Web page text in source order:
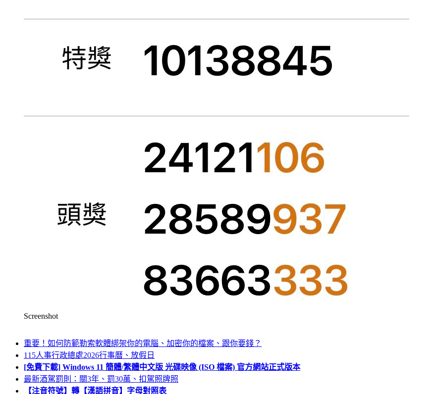
Screenshot
重要！如何防範勒索軟體綁架你的電腦、加密你的檔案、跟你要錢？
115人事行政總處2026行事曆、放假日
[免費下載] Windows 11 簡體/繁體中文版 光碟映像 (ISO 檔案) 官方網站正式版本
最新酒駕罰則：關3年、罰30萬、扣駕照牌照
【注音符號】轉【漢語拼音】字母對照表